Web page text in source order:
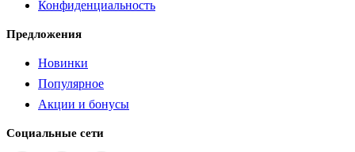
Конфиденциальность
Предложения
Новинки
Популярное
Акции и бонусы
Социальные сети